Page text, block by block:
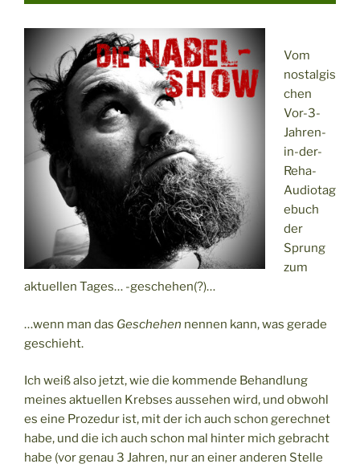
Vom
nostalgis
chen
Vor-3-
Jahren-
in-der-
Reha-
Audiotag
ebuch
der
Sprung
zum
aktuellen Tages… -geschehen(?)…
…wenn man das Geschehen nennen kann, was gerade
geschieht.
Ich weiß also jetzt, wie die kommende Behandlung
meines aktuellen Krebses aussehen wird, und obwohl
es eine Prozedur ist, mit der ich auch schon gerechnet
habe, und die ich auch schon mal hinter mich gebracht
habe (vor genau 3 Jahren, nur an einer anderen Stelle